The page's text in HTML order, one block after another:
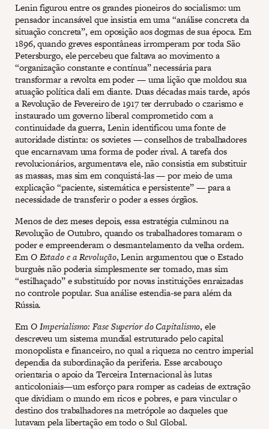
Lenin figurou entre os grandes pioneiros do socialismo: um
pensador incansável que insistia em uma “análise concreta da
situação concreta”, em oposição aos dogmas de sua época. Em
1896, quando greves espontâneas irromperam por toda São
Petersburgo, ele percebeu que faltava ao movimento a
“organização constante e contínua” necessária para
transformar a revolta em poder — uma lição que moldou sua
atuação política dali em diante. Duas décadas mais tarde, após
a Revolução de Fevereiro de 1917 ter derrubado o czarismo e
instaurado um governo liberal comprometido com a
continuidade da guerra, Lenin identificou uma fonte de
autoridade distinta: os sovietes — conselhos de trabalhadores
que encarnavam uma forma de poder rival. A tarefa dos
revolucionários, argumentava ele, não consistia em substituir
as massas, mas sim em conquistá-las — por meio de uma
explicação “paciente, sistemática e persistente” — para a
necessidade de transferir o poder a esses órgãos.
Menos de dez meses depois, essa estratégia culminou na
Revolução de Outubro, quando os trabalhadores tomaram o
poder e empreenderam o desmantelamento da velha ordem.
EmO Estado e a Revolução, Lenin argumentou que o Estado
burguês não poderia simplesmente ser tomado, mas sim
“estilhaçado” e substituído por novas instituições enraizadas
no controle popular. Sua análise estendia-se para além da
Rússia.
EmO Imperialismo: Fase Superior do Capitalismo, ele
descreveu um sistema mundial estruturado pelo capital
monopolista e financeiro, no qual a riqueza no centro imperial
dependia da subordinação da periferia. Esse arcabouço
orientaria o apoio da Terceira Internacional às lutas
anticoloniais—um esforço para romper as cadeias de extração
que dividiam o mundo em ricos e pobres, e para vincular o
destino dos trabalhadores na metrópole ao daqueles que
lutavam pela libertação em todo o Sul Global.